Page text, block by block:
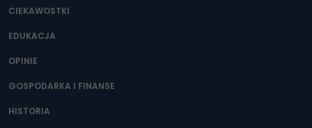
CIEKAWOSTKI
EDUKACJA
OPINIE
GOSPODARKA I FINANSE
HISTORIA